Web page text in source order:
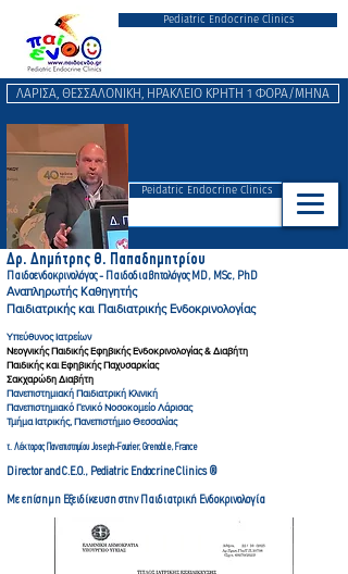
Pediatric Endocrine Clinics
ΛΑΡΙΣΑ, ΘΕΣΣΑΛΟΝΙΚΗ, ΗΡΑΚΛΕΙΟ ΚΡΗΤΗ 1 ΦΟΡΑ/ΜΗΝΑ
Peidatric Endocrine Clinics
Δρ. Δημήτρης Θ. Παπαδημητρίου
Παιδοενδοκρινολόγος - Παιδοδιαβητολόγος MD, MSc, PhD
Αναπληρωτής Καθηγητής
Παιδιατρικής και Παιδιατρικής Ενδοκρινολογίας
Υπεύθυνος Ιατρείων
Νεογνικής Παιδικής Εφηβικής Ενδοκρινολογίας & Διαβήτη
Παιδικής και Εφηβικής Παχυσαρκίας
Σακχαρώδη Διαβήτη
Πανεπιστημιακή Παιδιατρική Κλινική
Πανεπιστημιακό Γενικό Νοσοκομείο Λάρισας
Τμήμα Ιατρικής, Πανεπιστήμιο Θεσσαλίας
τ. Λέκτορας Πανεπιστημίου Joseph-Fourier, Grenoble, France
Director and C.E.O., Pediatric Endocrine Clinics ®
Με επίσημη Εξειδίκευση στην Παιδιατρική Ενδοκρινολογία